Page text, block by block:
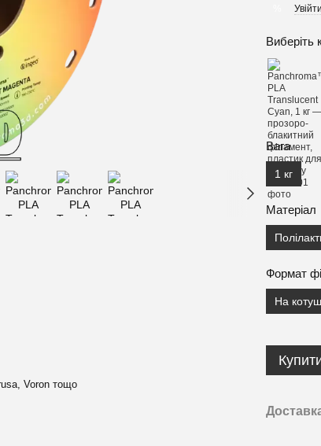
Voron тощо
Увійти
Виберіть
Вага
1 кг
Матеріал
Формат
На